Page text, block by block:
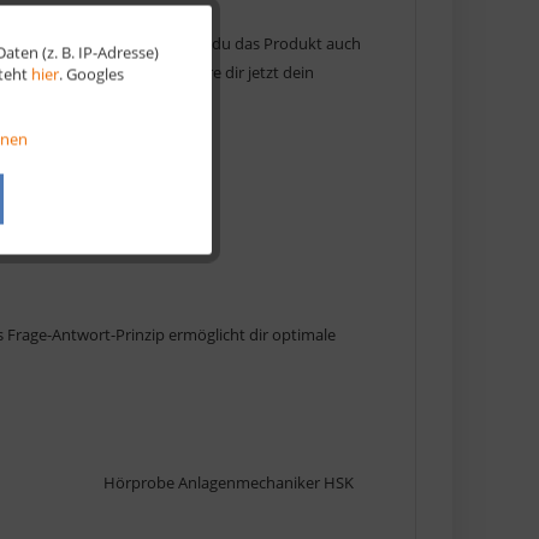
Produkt führt, dort kannst du das Produkt auch
unbegrenzt hörten. Sichere dir jetzt dein
Frage-Antwort-Prinzip ermöglicht dir optimale
Hörprobe Anlagenmechaniker HSK
Aktiv
(z. B. IP-Adresse)
hier. Googles